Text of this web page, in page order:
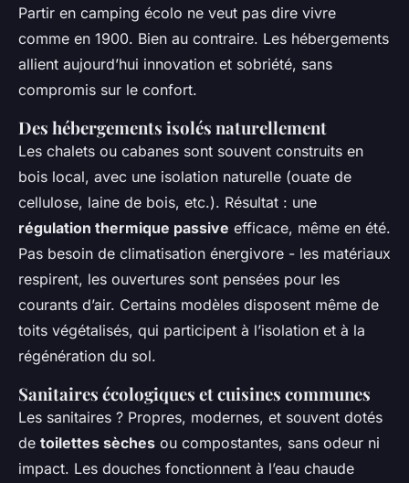
Partir en camping écolo ne veut pas dire vivre
comme en 1900. Bien au contraire. Les hébergements
allient aujourd’hui innovation et sobriété, sans
compromis sur le confort.
Des hébergements isolés naturellement
Les chalets ou cabanes sont souvent construits en
bois local, avec une isolation naturelle (ouate de
cellulose, laine de bois, etc.). Résultat : une
régulation thermique passive efficace, même en été.
Pas besoin de climatisation énergivore - les matériaux
respirent, les ouvertures sont pensées pour les
courants d’air. Certains modèles disposent même de
toits végétalisés, qui participent à l’isolation et à la
régénération du sol.
Sanitaires écologiques et cuisines communes
Les sanitaires ? Propres, modernes, et souvent dotés
de toilettes sèches ou compostantes, sans odeur ni
impact. Les douches fonctionnent à l’eau chaude